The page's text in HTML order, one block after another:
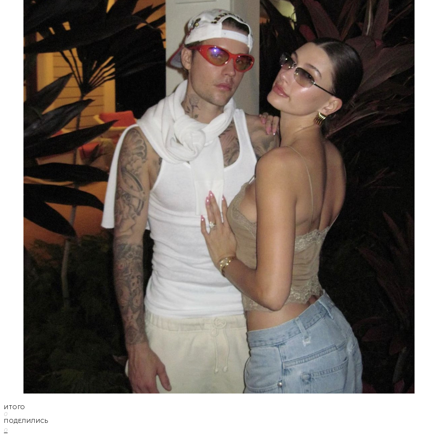
ИТОГО
0
ПОДЕЛИЛИСЬ
0